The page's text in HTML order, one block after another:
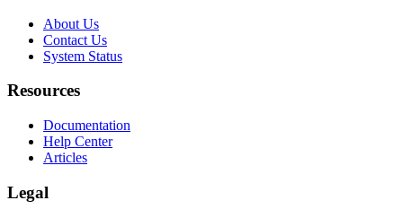
About Us
Contact Us
System Status
Resources
Documentation
Help Center
Articles
Legal